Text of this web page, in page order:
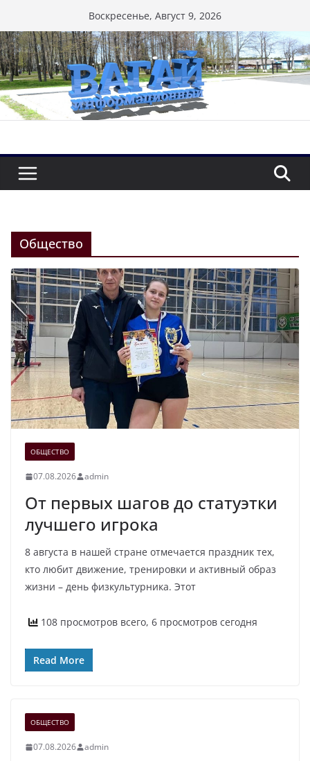
к
содержимому
Воскресенье, Август 9, 2026
Общество
ОБЩЕСТВО
07.08.2026 admin
От первых шагов до статуэтки
лучшего игрока
8 августа в нашей стране отмечается праздник тех,
кто любит движение, тренировки и активный образ
жизни – день физкультурника. Этот
108 просмотров всего, 6 просмотров сегодня
Read More
ОБЩЕСТВО
07.08.2026 admin